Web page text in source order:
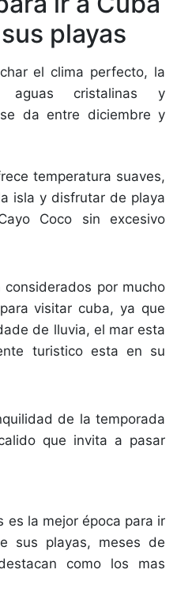
playas
el clima perfecto, la
aguas cristalinas y
da entre diciembre y
temperatura suaves,
isla y disfrutar de playa
Coco sin excesivo
por mucho
visitar cuba, ya que
de lluvia, el mar esta
turistico esta en su
de la temporada
que invita a pasar
es la mejor época para ir
sus playas, meses de
como los mas